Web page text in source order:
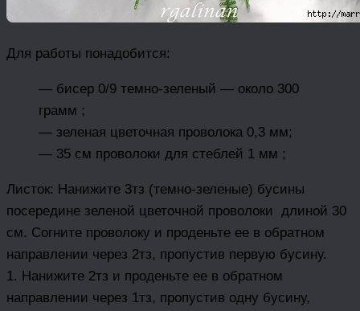
Для работы понадобится:
— бисер 0/9 темно-зеленый — около 300
грамм ;
— зеленая цветочная проволока 0,3 мм;
— 35 см проволоки для стеблей 1 мм ;
Листок: Нанижите 3тз (темно-зеленые) бусины
посередине зеленой цветочной проволоки длиной 30
см. Согните проволоку и проденьте ее в обратном
направлении через 2тз, пропустив первую бусину.
1. Нанижите 2тз и проденьте ее в обратном
направлении через 1тз, пропустив одну бусину,